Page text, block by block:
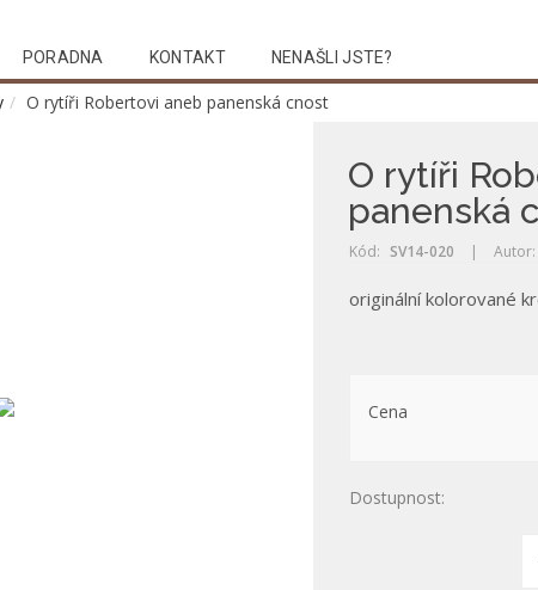
PORADNA KONTAKT NENAŠLI JSTE?
O rytíři Robertovi aneb panenská cnost
O rytíři
panenská
Kód: SV14-020 | Autor:
originální kolorované
Cena
Dostupnost: